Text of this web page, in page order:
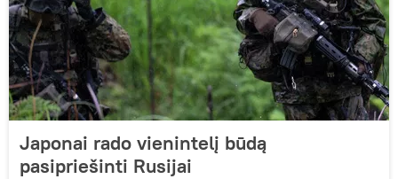
Japonai rado vienintelį būdą
pasipriešinti Rusijai